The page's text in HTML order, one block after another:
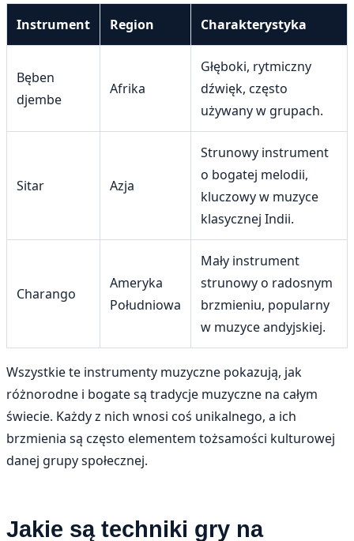
Instrument Region Charakterystyka
Bęben
djembe
Afrika
Głęboki, rytmiczny
dźwięk, często
używany w grupach.
Sitar Azja
Strunowy instrument
o bogatej melodii,
kluczowy w muzyce
klasycznej Indii.
Charango
Ameryka
Południowa
Mały instrument
strunowy o radosnym
brzmieniu, popularny
w muzyce andyjskiej.
Wszystkie te instrumenty muzyczne pokazują, jak
różnorodne i bogate są tradycje muzyczne na całym
świecie. Każdy z nich wnosi coś unikalnego, a ich
brzmienia są często elementem tożsamości kulturowej
danej grupy społecznej.
Jakie są techniki gry na